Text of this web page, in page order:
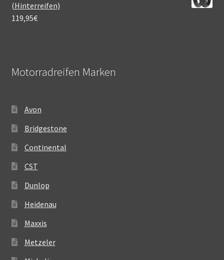
(Hinterreifen)
119,95€
Motorradreifen Marken
Avon
Bridgestone
Continental
CST
Dunlop
Heidenau
Maxxis
Metzeler